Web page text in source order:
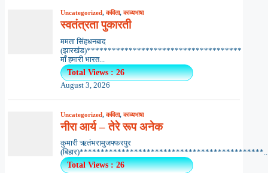
Uncategorized,कविता,काव्यभाषा
स्वतंत्रता पुकारती
ममता सिंहधनबाद
(झारखंड)*************************************
माँ हमारी भारत...
Total Views : 26
August 3, 2026
Uncategorized,कविता,काव्यभाषा
नीरा आर्य – तेरे रूप अनेक
कुमारी ऋतंभरामुजफ्फरपुर
Total Views : 26